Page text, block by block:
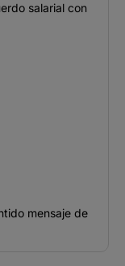
salarial con
mensaje de